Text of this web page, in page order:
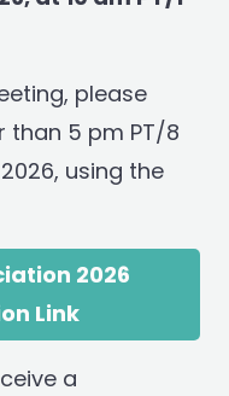
please
than 5 pm PT/8
using the
2026
Link
a